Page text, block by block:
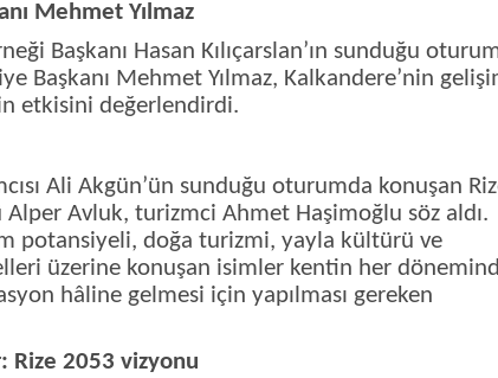
Mehmet Yılmaz
Başkanı Hasan Kılıçarslan’ın sunduğu
Başkanı Mehmet Yılmaz, Kalkandere’nin
etkisini değerlendirdi.
Ali Akgün’ün sunduğu oturumda konuşan
Avluk, turizmci Ahmet Haşimoğlu söz aldı.
potansiyeli, doğa turizmi, yayla kültürü ve
üzerine konuşan isimler kentin her
hâline gelmesi için yapılması gereken
Rize 2053 vizyonu